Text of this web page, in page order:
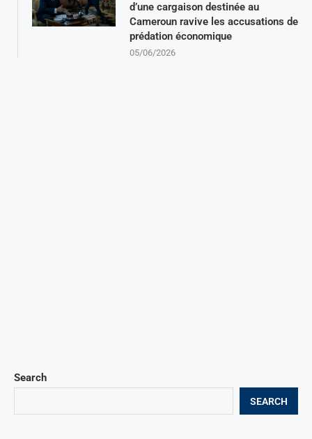
Search
SEARCH
d’une cargaison destinée au
Cameroun ravive les accusations de
prédation économique
05/06/2026